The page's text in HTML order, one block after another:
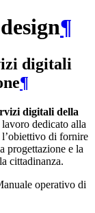
¶
digitali
¶
digitali della
dedicato alla
di fornire
progettazione e la
cittadinanza.
operativo di